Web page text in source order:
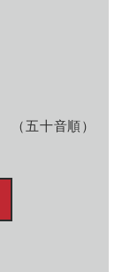
（五十音順）